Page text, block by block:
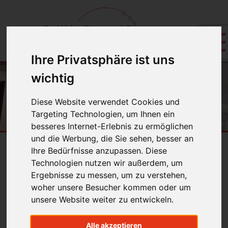
Ihre Privatsphäre ist uns
wichtig
Diese Website verwendet Cookies und
Targeting Technologien, um Ihnen ein
besseres Internet-Erlebnis zu ermöglichen
und die Werbung, die Sie sehen, besser an
Ihre Bedürfnisse anzupassen. Diese
Technologien nutzen wir außerdem, um
Ergebnisse zu messen, um zu verstehen,
woher unsere Besucher kommen oder um
unsere Website weiter zu entwickeln.
Alle akzeptieren
Mundhygiene
Die Pflege von festsitzenden
Zahnspangen ist schwierig und aufwändig.
Besonders kritisch sind die
Übergangsstellen zwischen Bracket und